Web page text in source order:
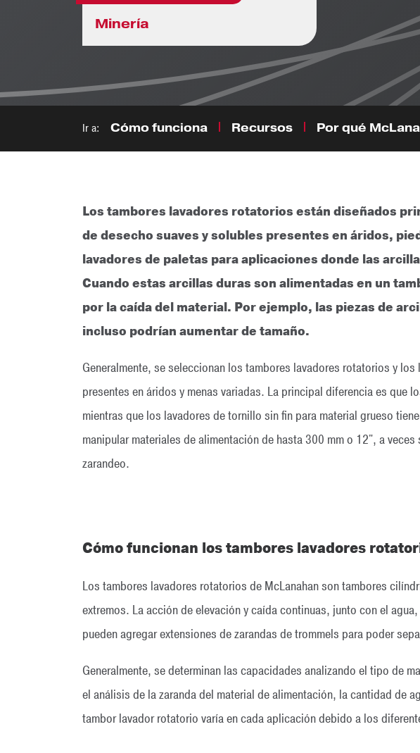
Minería
Ir a: Cómo funciona Recursos Por qué
Los tambores lavadores rotatorios están diseñados
de desecho suaves y solubles presentes en áridos,
lavadores de paletas para aplicaciones donde las
Cuando estas arcillas duras son alimentadas en un
por la caída del material. Por ejemplo, las piezas de
incluso podrían aumentar de tamaño.
Generalmente, se seleccionan los tambores lavadores rotatorios y
presentes en áridos y menas variadas. La principal diferencia es que
mientras que los lavadores de tornillo sin fin para material grueso
manipular materiales de alimentación de hasta 300 mm o 12", a
zarandeo.
Cómo funcionan los tambores lavadores
Los tambores lavadores rotatorios de McLanahan son tambores
extremos. La acción de elevación y caída continuas, junto con el
pueden agregar extensiones de zarandas de trommels para poder
Generalmente, se determinan las capacidades analizando el tipo de
el análisis de la zaranda del material de alimentación, la cantidad de
tambor lavador rotatorio varía en cada aplicación debido a los